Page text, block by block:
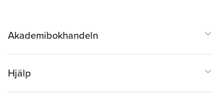
Akademibokhandeln
Hjälp